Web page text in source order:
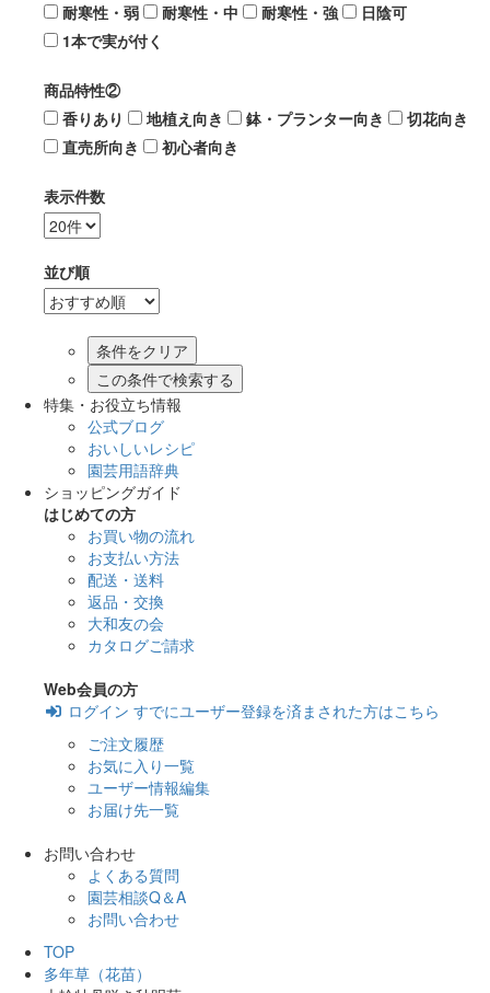
耐寒性・弱
耐寒性・中 耐寒性・強
日陰可
1本で実が付く
商品特性②
香りあり
地植え向き 鉢・プランター向き
切花向き
直売所向き
初心者向き
表示件数
並び順
この条件で検索する
特集・お役立ち情報
公式ブログ
おいしいレシピ
園芸用語辞典
ショッピングガイド
はじめての方
お買い物の流れ
お支払い方法
配送・送料
返品・交換
大和友の会
カタログご請求
Web会員の方
ログイン すでにユーザー登録を済まされた方はこちら
ご注文履歴
お気に入り一覧
ユーザー情報編集
お届け先一覧
お問い合わせ
よくある質問
園芸相談Q＆A
お問い合わせ
TOP
多年草（花苗）